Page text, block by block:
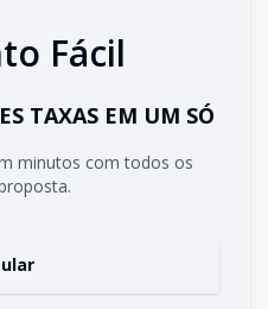
Fácil
TAXAS EM UM SÓ
minutos com todos os